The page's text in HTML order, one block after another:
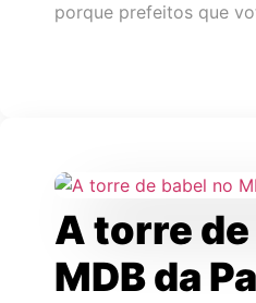
porque prefeitos que
A torre
MDB da